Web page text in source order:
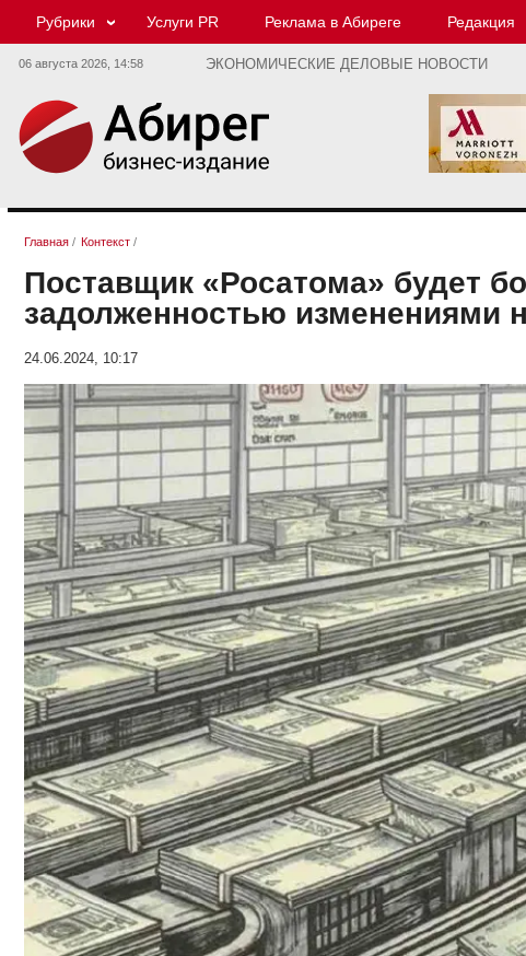
Рубрики Услуги PR Реклама в Абиреге Редакция
06 августа 2026, 14:58 ЭКОНОМИЧЕСКИЕ ДЕЛОВЫЕ НОВОСТИ
Главная / Контекст /
Поставщик «Росатома» будет
задолженностью изменениями
24.06.2024, 10:17